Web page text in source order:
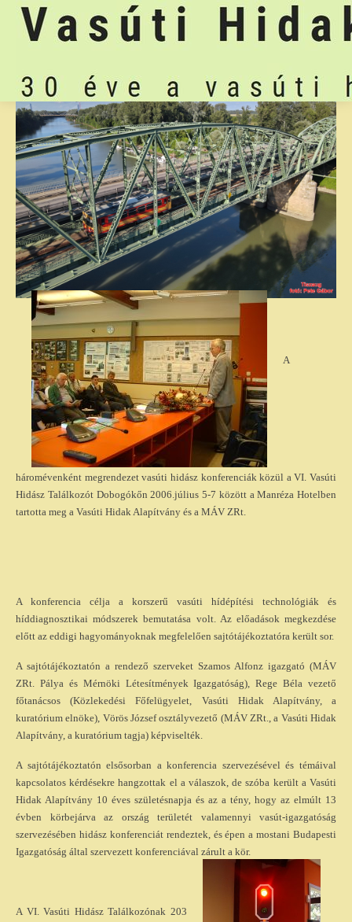
A
háromévenként megrendezet vasúti hidász konferenciák közül a VI. Vasúti
Hidász Találkozót Dobogókőn 2006.július 5-7 között a Manréza Hotelben
tartotta meg a Vasúti Hidak Alapítvány és a MÁV ZRt.
A konferencia célja a korszerű vasúti hídépítési technológiák és
híddiagnosztikai módszerek bemutatása volt. Az előadások megkezdése
előtt az eddigi hagyományoknak megfelelően sajtótájékoztatóra került sor.
A sajtótájékoztatón a rendező szerveket Szamos Alfonz igazgató (MÁV
ZRt. Pálya és Mérnöki Létesítmények Igazgatóság), Rege Béla vezető
főtanácsos (Közlekedési Főfelügyelet, Vasúti Hidak Alapítvány, a
kuratórium elnöke), Vörös József osztályvezető (MÁV ZRt., a Vasúti Hidak
Alapítvány, a kuratórium tagja) képviselték.
A sajtótájékoztatón elsősorban a konferencia szervezésével és témáival
kapcsolatos kérdésekre hangzottak el a válaszok, de szóba került a Vasúti
Hidak Alapítvány 10 éves születésnapja és az a tény, hogy az elmúlt 13
évben körbejárva az ország területét valamennyi vasút-igazgatóság
szervezésében hidász konferenciát rendeztek, és épen a mostani Budapesti
Igazgatóság által szervezett konferenciával zárult a kör.
A VI. Vasúti Hidász Találkozónak 203